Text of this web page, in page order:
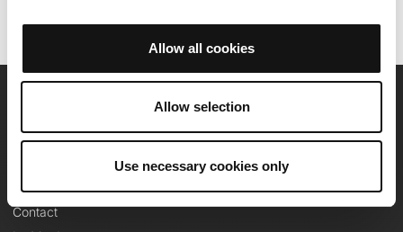
Allow all cookies
Allow selection
Use necessary cookies only
Equipe
À propos
Contact